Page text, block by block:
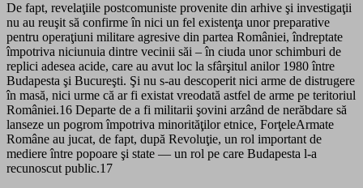
De fapt, revelaţiile postcomuniste provenite din arhive şi investigaţii
nu au reuşit să confirme în nici un fel existenţa unor preparative
pentru operaţiuni militare agresive din partea României, îndreptate
împotriva niciunuia dintre vecinii săi – în ciuda unor schimburi de
replici adesea acide, care au avut loc la sfârşitul anilor 1980 între
Budapesta şi Bucureşti. Şi nu s-au descoperit nici arme de distrugere
în masă, nici urme că ar fi existat vreodată astfel de arme pe teritoriul
României.16 Departe de a fi militarii şovini arzând de nerăbdare să
lanseze un pogrom împotriva minorităţilor etnice, ForţeleArmate
Române au jucat, de fapt, după Revoluţie, un rol important de
mediere între popoare şi state — un rol pe care Budapesta l-a
recunoscut public.17